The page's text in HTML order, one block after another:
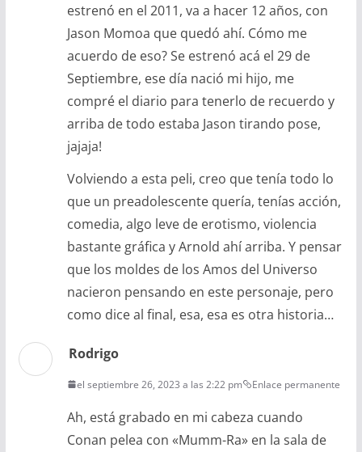
estrenó en el 2011, va a hacer 12 años, con
Jason Momoa que quedó ahí. Cómo me
acuerdo de eso? Se estrenó acá el 29 de
Septiembre, ese día nació mi hijo, me
compré el diario para tenerlo de recuerdo y
arriba de todo estaba Jason tirando pose,
jajaja!
Volviendo a esta peli, creo que tenía todo lo
que un preadolescente quería, tenías acción,
comedia, algo leve de erotismo, violencia
bastante gráfica y Arnold ahí arriba. Y pensar
que los moldes de los Amos del Universo
nacieron pensando en este personaje, pero
como dice al final, esa, esa es otra historia…
Rodrigo
el septiembre 26, 2023 a las 2:22 pm Enlace permanente
Ah, está grabado en mi cabeza cuando
Conan pelea con «Mumm-Ra» en la sala de